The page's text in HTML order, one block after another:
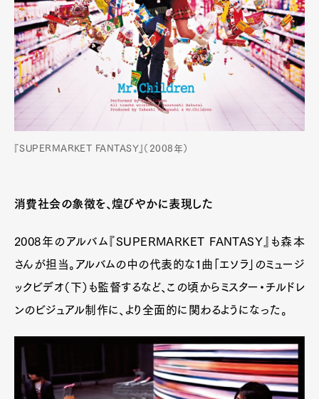
『SUPERMARKET FANTASY』（2008年）
消費社会の象徴を、煌びやかに表現した
2008年のアルバム『SUPERMARKET FANTASY』も森本
さんが担当。アルバムの中の代表的な1曲「エソラ」のミュージ
ックビデオ（下）も監督するなど、この頃からミスター・チルドレ
ンのビジュアル制作に、より全面的に関わるようになった。